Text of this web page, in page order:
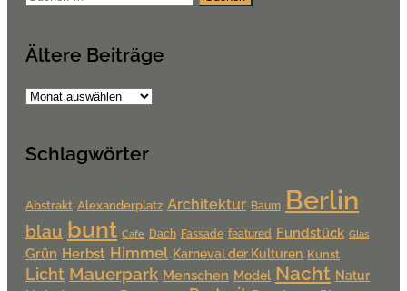
Ältere Beiträge
Ältere
Schlagwörter
Abstrakt Alexanderplatz Architektur Baum Berlin
blau bunt Cafe Dach Fassade featured Fundstück Glas
Grün Herbst Himmel Karneval der Kulturen Kunst
Licht Mauerpark Menschen Model Nacht Natur